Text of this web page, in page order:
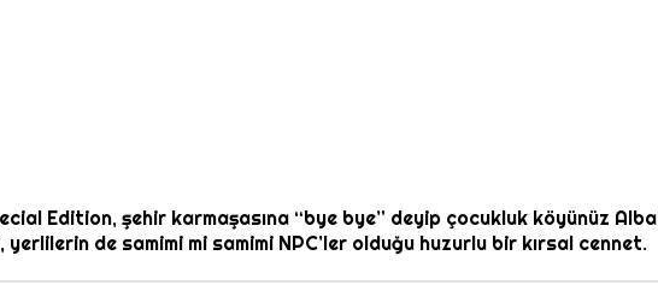
Edition, şehir karmaşasına “bye bye” deyip çocukluk köyünüz
de samimi mi samimi NPC’ler olduğu huzurlu bir kırsal cennet.